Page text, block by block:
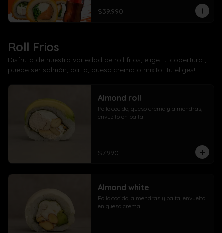
10 Kanikama, cebollín, queso crema
envuelto en panko
envuelto en queso
10 Camarón, cebollín, queso crema
$39.990
Roll Frios
Disfruta de nuestra variedad de roll frios, elige tu cobertura ,
puede ser salmón, palta, queso crema o mixto ¡Tu eliges!
Almond roll
Pollo cocido, queso crema y almendras,
envuelto en palta
$7.990
Almond white
Pollo cocido, almendras y palta, envuelto
en queso crema